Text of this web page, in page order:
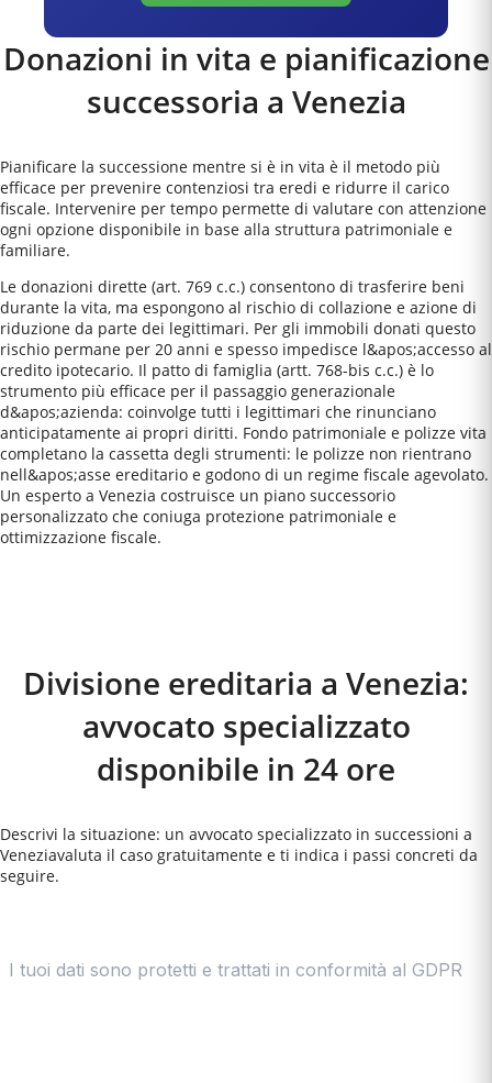
Donazioni in vita e pianificazione
successoria a Venezia
Pianificare la successione mentre si è in vita è il metodo più
efficace per prevenire contenziosi tra eredi e ridurre il carico
fiscale. Intervenire per tempo permette di valutare con attenzione
ogni opzione disponibile in base alla struttura patrimoniale e
familiare.
Le donazioni dirette (art. 769 c.c.) consentono di trasferire beni
durante la vita, ma espongono al rischio di collazione e azione di
riduzione da parte dei legittimari. Per gli immobili donati questo
rischio permane per 20 anni e spesso impedisce l&apos;accesso al
credito ipotecario. Il patto di famiglia (artt. 768-bis c.c.) è lo
strumento più efficace per il passaggio generazionale
d&apos;azienda: coinvolge tutti i legittimari che rinunciano
anticipatamente ai propri diritti. Fondo patrimoniale e polizze vita
completano la cassetta degli strumenti: le polizze non rientrano
nell&apos;asse ereditario e godono di un regime fiscale agevolato.
Un esperto a Venezia costruisce un piano successorio
personalizzato che coniuga protezione patrimoniale e
ottimizzazione fiscale.
Divisione ereditaria a Venezia:
avvocato specializzato
disponibile in 24 ore
Descrivi la situazione: un avvocato specializzato in successioni a
Veneziavaluta il caso gratuitamente e ti indica i passi concreti da
seguire.